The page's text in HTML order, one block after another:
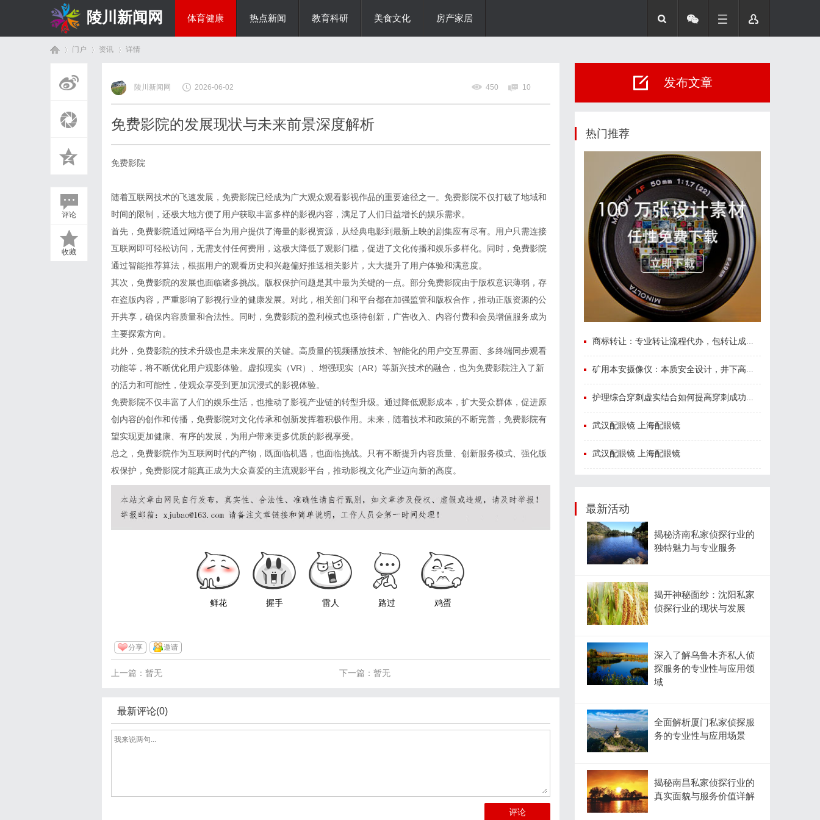
陵川新闻网 体育健康 热点新闻 教育科研 美食文化 房产家居
门户 资讯
›
详情
评论
收藏
陵川新闻网 2026-06-02 450 10
免费影院的发展现状与未来前景深度解析
免费影院
随着互联网技术的飞速发展，免费影院已经成为广大观众观看影视作品的重要途径之一。免费影院不仅打破了地域和
时间的限制，还极大地方便了用户获取丰富多样的影视内容，满足了人们日益增长的娱乐需求。
首先，免费影院通过网络平台为用户提供了海量的影视资源，从经典电影到最新上映的剧集应有尽有。用户只需连接
互联网即可轻松访问，无需支付任何费用，这极大降低了观影门槛，促进了文化传播和娱乐多样化。同时，免费影院
通过智能推荐算法，根据用户的观看历史和兴趣偏好推送相关影片，大大提升了用户体验和满意度。
其次，免费影院的发展也面临诸多挑战。版权保护问题是其中最为关键的一点。部分免费影院由于版权意识薄弱，存
在盗版内容，严重影响了影视行业的健康发展。对此，相关部门和平台都在加强监管和版权合作，推动正版资源的公
开共享，确保内容质量和合法性。同时，免费影院的盈利模式也亟待创新，广告收入、内容付费和会员增值服务成为
主要探索方向。
此外，免费影院的技术升级也是未来发展的关键。高质量的视频播放技术、智能化的用户交互界面、多终端同步观看
功能等，将不断优化用户观影体验。虚拟现实（VR）、增强现实（AR）等新兴技术的融合，也为免费影院注入了新
的活力和可能性，使观众享受到更加沉浸式的影视体验。
免费影院不仅丰富了人们的娱乐生活，也推动了影视产业链的转型升级。通过降低观影成本，扩大受众群体，促进原
创内容的创作和传播，免费影院对文化传承和创新发挥着积极作用。未来，随着技术和政策的不断完善，免费影院有
望实现更加健康、有序的发展，为用户带来更多优质的影视享受。
总之，免费影院作为互联网时代的产物，既面临机遇，也面临挑战。只有不断提升内容质量、创新服务模式、强化版
权保护，免费影院才能真正成为大众喜爱的主流观影平台，推动影视文化产业迈向新的高度。
鲜花 握手 雷人 路过 鸡蛋
分享 邀请
下一篇：暂无
上一篇：暂无
最新评论(0)
评论
发布文章
热门推荐
商标转让：专业转让流程代办，包转让成功再付款
矿用本安摄像仪：本质安全设计，井下高危区域放心用
护理综合穿刺虚实结合如何提高穿刺成功率？立方幻境给出答案
武汉配眼镜 上海配眼镜
武汉配眼镜 上海配眼镜
最新活动
揭秘济南私家侦探行业的
独特魅力与专业服务
揭开神秘面纱：沈阳私家
侦探行业的现状与发展
深入了解乌鲁木齐私人侦
探服务的专业性与应用领
域
全面解析厦门私家侦探服
务的专业性与应用场景
揭秘南昌私家侦探行业的
真实面貌与服务价值详解